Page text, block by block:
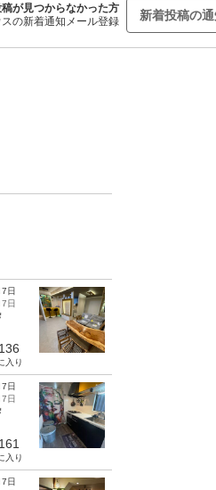
が見つからなかった方
の新着通知メール登録
新着投稿の
日
日
136
入り
日
日
161
入り
日